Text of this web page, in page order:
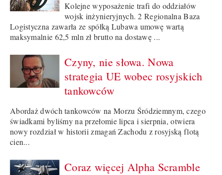
Kolejne wyposażenie trafi do oddziałów
wojsk inżynieryjnych. 2 Regionalna Baza
Logistyczna zawarła ze spółką Lubawa umowę wartą
maksymalnie 62,5 mln zł brutto na dostawę ...
Czyny, nie słowa. Nowa
strategia UE wobec rosyjskich
tankowców
Abordaż dwóch tankowców na Morzu Śródziemnym, czego
świadkami byliśmy na przełomie lipca i sierpnia, otwiera
nowy rozdział w historii zmagań Zachodu z rosyjską flotą
cien...
Coraz więcej Alpha Scramble